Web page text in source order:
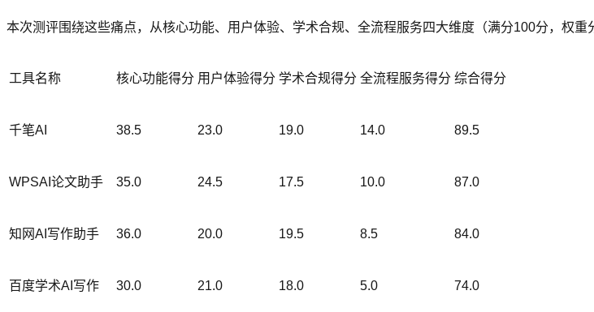
本次测评围绕这些痛点，从核心功能、用户体验、学术合规、全流程服务四大维度（满分100分，权
工具名称 核心功能得分 用户体验得分 学术合规得分 全流程服务得分 综合得分
千笔AI 38.5 23.0 19.0 14.0 89.5
WPSAI论文助手 35.0 24.5 17.5 10.0 87.0
知网AI写作助手 36.0 20.0 19.5 8.5 84.0
百度学术AI写作 30.0 21.0 18.0 5.0 74.0